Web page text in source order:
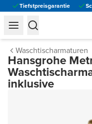
Tiefstpreisgarantie
Waschtischarmaturen
Hansgrohe
inklusive